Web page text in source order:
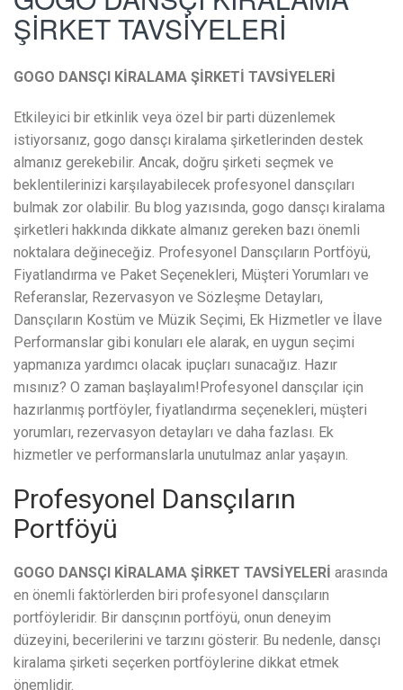
ŞİRKET TAVSİYELERİ
GOGO DANSÇI KİRALAMA ŞİRKETİ TAVSİYELERİ
Etkileyici bir etkinlik veya özel bir parti düzenlemek
istiyorsanız, gogo dansçı kiralama şirketlerinden destek
almanız gerekebilir. Ancak, doğru şirketi seçmek ve
beklentilerinizi karşılayabilecek profesyonel dansçıları
bulmak zor olabilir. Bu blog yazısında, gogo dansçı kiralama
şirketleri hakkında dikkate almanız gereken bazı önemli
noktalara değineceğiz. Profesyonel Dansçıların Portföyü,
Fiyatlandırma ve Paket Seçenekleri, Müşteri Yorumları ve
Referanslar, Rezervasyon ve Sözleşme Detayları,
Dansçıların Kostüm ve Müzik Seçimi, Ek Hizmetler ve İlave
Performanslar gibi konuları ele alarak, en uygun seçimi
yapmanıza yardımcı olacak ipuçları sunacağız. Hazır
mısınız? O zaman başlayalım!Profesyonel dansçılar için
hazırlanmış portföyler, fiyatlandırma seçenekleri, müşteri
yorumları, rezervasyon detayları ve daha fazlası. Ek
hizmetler ve performanslarla unutulmaz anlar yaşayın.
Profesyonel Dansçıların
Portföyü
GOGO DANSÇI KİRALAMA ŞİRKET TAVSİYELERİ arasında
en önemli faktörlerden biri profesyonel dansçıların
portföyleridir. Bir dansçının portföyü, onun deneyim
düzeyini, becerilerini ve tarzını gösterir. Bu nedenle, dansçı
kiralama şirketi seçerken portföylerine dikkat etmek
önemlidir.